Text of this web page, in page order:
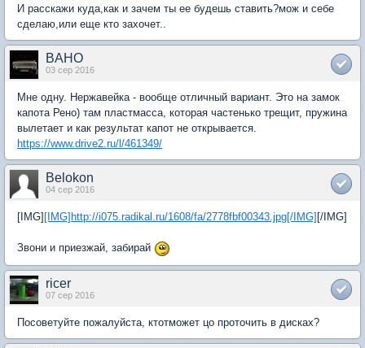
И расскажи куда,как и зачем ты ее будешь ставить?мож и себе
сделаю,или еще кто захочет..
BAHO
03 сер 2016
Мне одну. Нержавейка - вообще отличный вариант. Это на замок
капота Рено) там пластмасса, которая частенько трещит, пружина
вылетает и как результат капот не открывается.
https://www.drive2.ru/l/461349/
Belokon
04 сер 2016
[IMG] [IMG]http://i075.radikal.ru/1608/fa/2778fbf00343.jpg[/IMG] [/IMG]
Звони и приезжай, забирай
ricer
07 сер 2016
Посоветуйте пожалуйста, ктотможет цо проточить в дисках?